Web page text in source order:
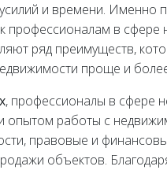
и времени. Именно
в сфере
ряд преимуществ,
проще и
, профессионалы в сфере
опытом работы с
правовые и
объектов.